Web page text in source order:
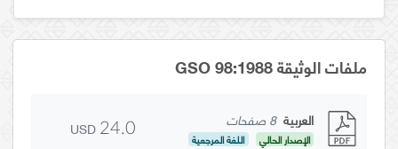
ملفات الوثيقة GSO 98:1988
العربية 8 صفحات
الإصدار الحالي اللغة المرجعية USD 24.0